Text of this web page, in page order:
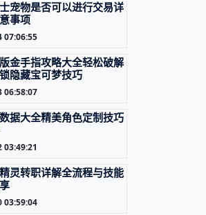
宠物是否可以进行交易详
事项
07:06:55
金手指攻略大全轻松破解
隐藏宝可梦技巧
06:58:07
据大全精美角色定制技巧
灵转职详解全流程与技能
03:59:04